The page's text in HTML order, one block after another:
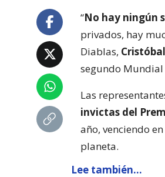
“No hay ningún
privados, hay
Diablas,
segundo Mundial
Las
invictas del
año, venciendo
planeta.
Lee también...